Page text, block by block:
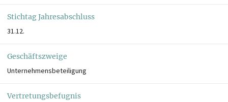
Stichtag Jahresabschluss
31.12.
Geschäftszweige
Unternehmensbeteiligung
Vertretungsbefugnis